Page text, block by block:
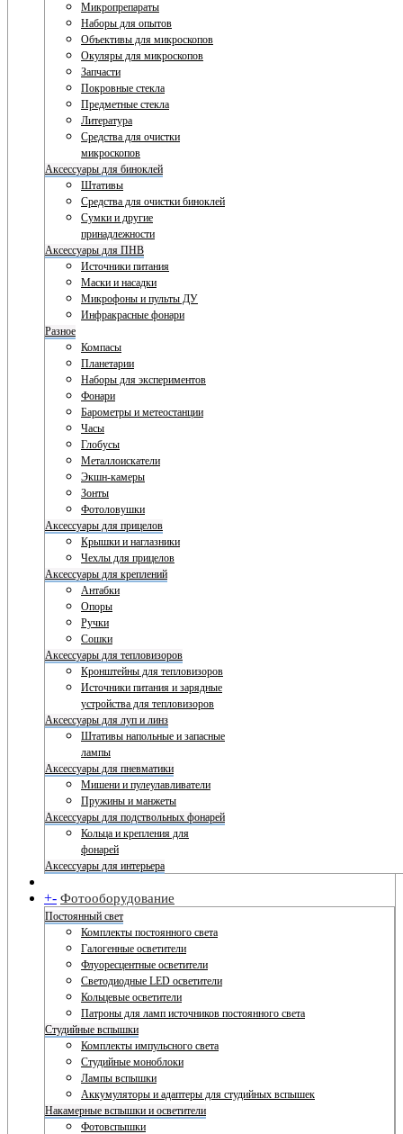
Микропрепараты
Наборы для опытов
Объективы для микроскопов
Окуляры для микроскопов
Запчасти
Покровные стекла
Предметные стекла
Литература
Средства для очистки
микроскопов
Аксессуары для биноклей
Штативы
Средства для очистки биноклей
Сумки и другие
принадлежности
Аксессуары для ПНВ
Источники питания
Маски и насадки
Микрофоны и пульты ДУ
Инфракрасные фонари
Разное
Компасы
Планетарии
Наборы для экспериментов
Фонари
Барометры и метеостанции
Часы
Глобусы
Металлоискатели
Экшн-камеры
Зонты
Фотоловушки
Аксессуары для прицелов
Крышки и наглазники
Чехлы для прицелов
Аксессуары для креплений
Антабки
Опоры
Ручки
Сошки
Аксессуары для тепловизоров
Кронштейны для тепловизоров
Источники питания и зарядные
устройства для тепловизоров
Аксессуары для луп и линз
Штативы напольные и запасные
лампы
Аксессуары для пневматики
Мишени и пулеулавливатели
Пружины и манжеты
Аксессуары для подствольных фонарей
Кольца и крепления для
фонарей
Аксессуары для интерьера
+- Фотооборудование
Постоянный свет
Комплекты постоянного света
Галогенные осветители
Флуоресцентные осветители
Светодиодные LED осветители
Кольцевые осветители
Патроны для ламп источников постоянного света
Студийные вспышки
Комплекты импульсного света
Студийные моноблоки
Лампы вспышки
Аккумуляторы и адаптеры для студийных вспышек
Накамерные вспышки и осветители
Фотовспышки